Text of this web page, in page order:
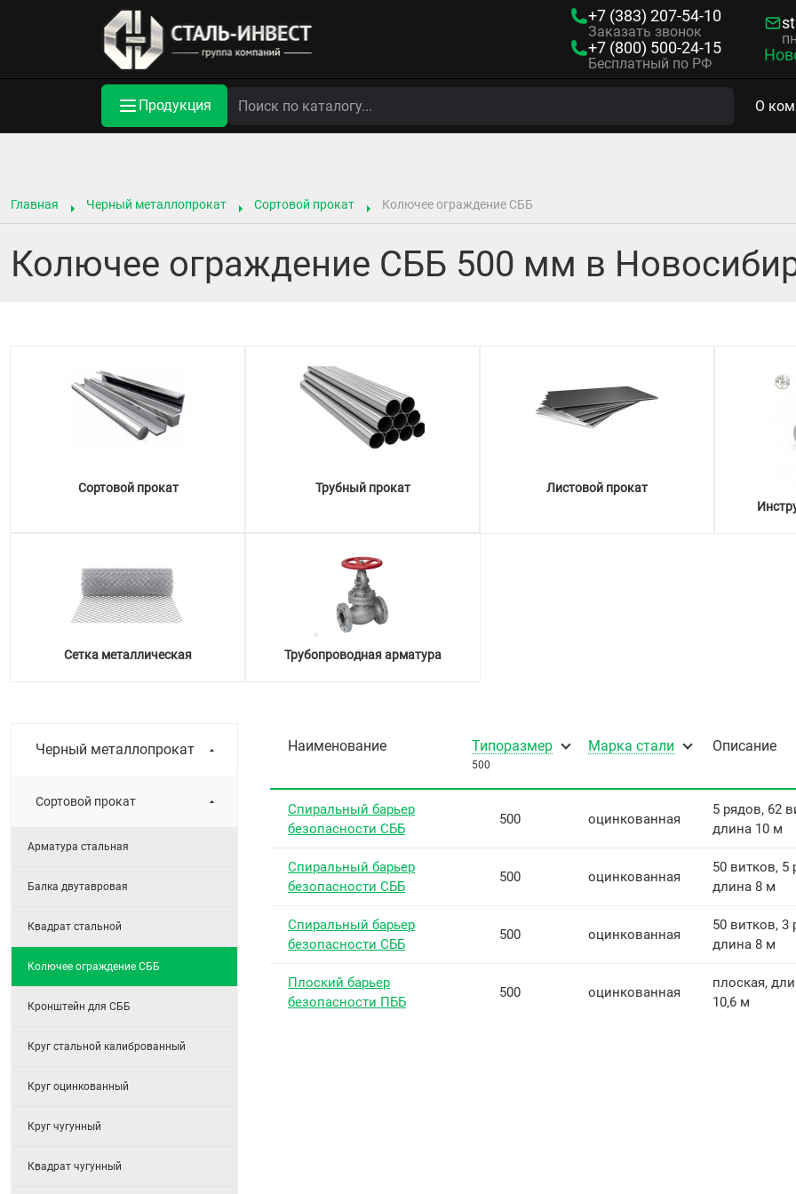
+7 (383) 207-54-10
Заказать звонок
+7 (800) 500-24-15
Бесплатный по РФ
Продукция О
Главная Черный металлопрокат Сортовой прокат Колючее ограждение СББ
Колючее ограждение СББ 500 мм в
Сортовой прокат Трубный прокат
Листовой прокат
Сетка металлическая Трубопроводная арматура
Черный металлопрокат
Сортовой прокат
Арматура стальная
Балка двутавровая
Квадрат стальной
Колючее ограждение СББ
Кронштейн для СББ
Круг стальной калиброванный
Круг оцинкованный
Круг чугунный
Квадрат чугунный
Наименование Типоразмер
500
Марка стали Описание
Спиральный барьер
безопасности СББ
500 оцинкованная
5 рядов, 62
длина 10 м
Спиральный барьер
безопасности СББ
500 оцинкованная
50 витков, 5
длина 8 м
Спиральный барьер
безопасности СББ
500 оцинкованная
50 витков, 3
длина 8 м
Плоский барьер
безопасности ПББ
500 оцинкованная
плоская,
10,6 м